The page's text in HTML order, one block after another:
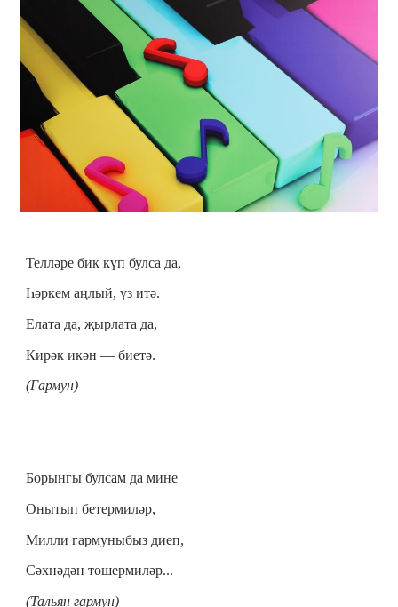
Телләре бик күп булса да,
Һәркем аңлый, үз итә.
Елата да, җырлата да,
Кирәк икән — биетә.
(Гармун)
Борынгы булсам да мине
Онытып бетермиләр,
Милли гармуныбыз диеп,
Сәхнәдән төшермиләр...
(Тальян гармун)